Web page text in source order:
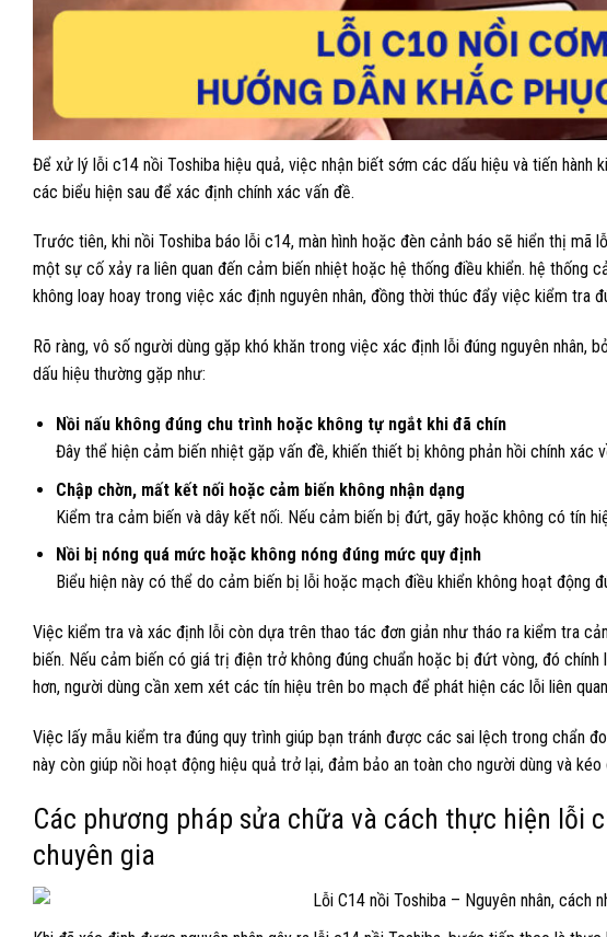
Để xử lý lỗi c14 nồi Toshiba hiệu quả, việc nhận biết sớm các dấu hiệu và tiến
các biểu hiện sau để xác định chính xác vấn đề.
Trước tiên, khi nồi Toshiba báo lỗi c14, màn hình hoặc đèn cảnh báo sẽ hiển thị mã
một sự cố xảy ra liên quan đến cảm biến nhiệt hoặc hệ thống điều khiển. hệ thống
không loay hoay trong việc xác định nguyên nhân, đồng thời thúc đẩy việc kiểm tra
Rõ ràng, vô số người dùng gặp khó khăn trong việc xác định lỗi đúng nguyên nhân,
dấu hiệu thường gặp như:
Nồi nấu không đúng chu trình hoặc không tự ngắt khi đã chín
Đây thể hiện cảm biến nhiệt gặp vấn đề, khiến thiết bị không phản hồi chính xác
Chập chờn, mất kết nối hoặc cảm biến không nhận dạng
Kiểm tra cảm biến và dây kết nối. Nếu cảm biến bị đứt, gãy hoặc không có tín
Nồi bị nóng quá mức hoặc không nóng đúng mức quy định
Biểu hiện này có thể do cảm biến bị lỗi hoặc mạch điều khiển không hoạt động
Việc kiểm tra và xác định lỗi còn dựa trên thao tác đơn giản như tháo ra kiểm tra
biến. Nếu cảm biến có giá trị điện trở không đúng chuẩn hoặc bị đứt vòng, đó
hơn, người dùng cần xem xét các tín hiệu trên bo mạch để phát hiện các lỗi liên
Việc lấy mẫu kiểm tra đúng quy trình giúp bạn tránh được các sai lệch trong chẩn
này còn giúp nồi hoạt động hiệu quả trở lại, đảm bảo an toàn cho người dùng và
Các phương pháp sửa chữa và cách thực hiện lỗi
chuyên gia